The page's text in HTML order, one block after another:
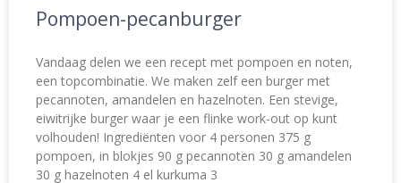
Pompoen-pecanburger
Vandaag delen we een recept met pompoen en noten,
een topcombinatie. We maken zelf een burger met
pecannoten, amandelen en hazelnoten. Een stevige,
eiwitrijke burger waar je een flinke work-out op kunt
volhouden! Ingrediënten voor 4 personen 375 g
pompoen, in blokjes 90 g pecannoten 30 g amandelen
30 g hazelnoten 4 el kurkuma 3